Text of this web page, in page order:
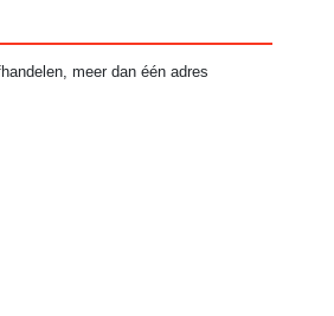
meer dan één adres